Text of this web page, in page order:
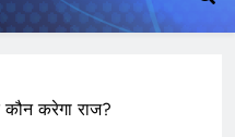
कौन करेगा राज?